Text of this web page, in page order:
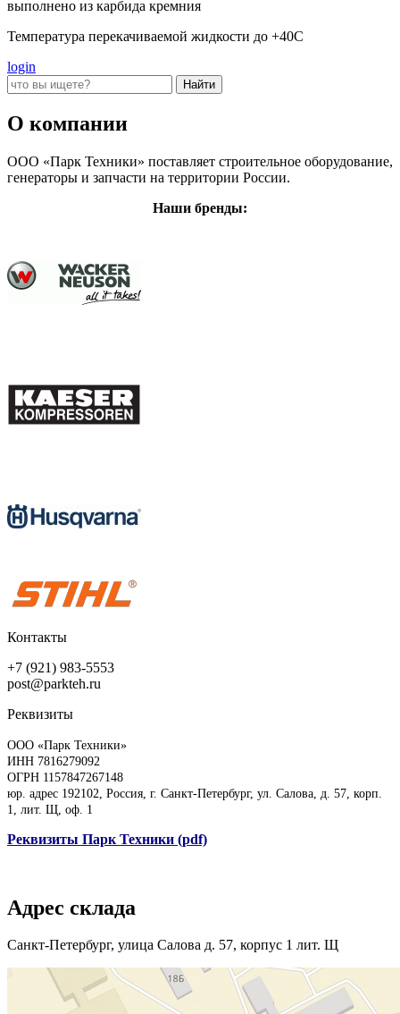
выполнено из карбида кремния
Температура перекачиваемой жидкости до +40С
login
О компании
ООО «Парк Техники» поставляет строительное оборудование,
генераторы и запчасти на территории России.
Наши бренды:
Контакты
+7 (921) 983-5553
post@parkteh.ru
Реквизиты
ООО «Парк Техники»
ИНН 7816279092
ОГРН 1157847267148
юр. адрес 192102, Россия, г. Санкт-Петербург, ул. Салова, д. 57, корп.
1, лит. Щ, оф. 1
Реквизиты Парк Техники (pdf)
Адрес склада
Санкт-Петербург, улица Салова д. 57, корпус 1 лит. Щ